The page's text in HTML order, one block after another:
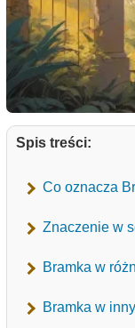
Spis treści:
Co oznacza
Znaczenie w
Bramka w
Bramka w